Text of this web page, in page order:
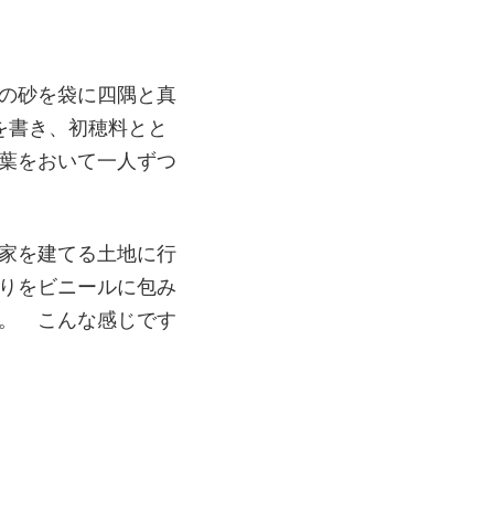
砂を袋に四隅と真
き、初穂料とと
をおいて一人ずつ
を建てる土地に行
をビニールに包み
。 こんな感じです